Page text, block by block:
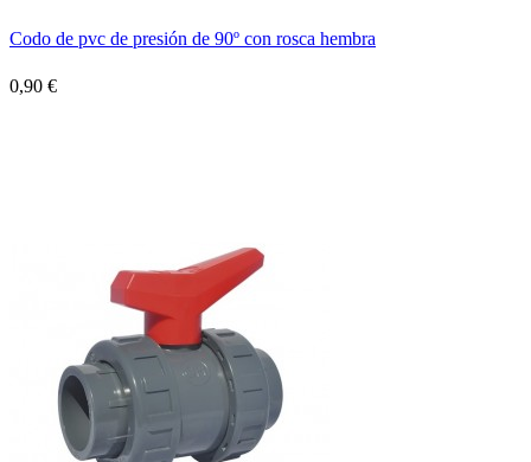
Codo de pvc de presión de 90º con rosca hembra
0,90 €